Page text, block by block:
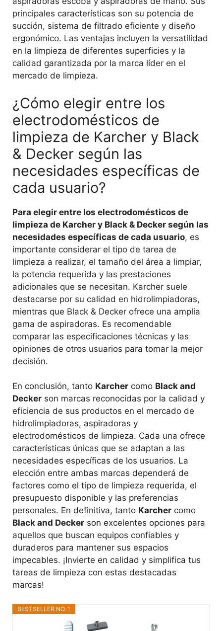
principales características son su potencia de
succión, sistema de filtrado eficiente y diseño
ergonómico. Las ventajas incluyen la versatilidad
en la limpieza de diferentes superficies y la
calidad garantizada por la marca líder en el
mercado de limpieza.
¿Cómo elegir entre los
electrodomésticos de
limpieza de Karcher y Black
& Decker según las
necesidades específicas de
cada usuario?
Para elegir entre los electrodomésticos de
limpieza de Karcher y Black & Decker según las
necesidades específicas de cada usuario, es
importante considerar el tipo de tarea de
limpieza a realizar, el tamaño del área a limpiar,
la potencia requerida y las prestaciones
adicionales que se necesitan. Karcher suele
destacarse por su calidad en hidrolimpiadoras,
mientras que Black & Decker ofrece una amplia
gama de aspiradoras. Es recomendable
comparar las especificaciones técnicas y las
opiniones de otros usuarios para tomar la mejor
decisión.
En conclusión, tanto Karcher como Black and
Decker son marcas reconocidas por la calidad y
eficiencia de sus productos en el mercado de
hidrolimpiadoras, aspiradoras y
electrodomésticos de limpieza. Cada una ofrece
características únicas que se adaptan a las
necesidades específicas de los usuarios. La
elección entre ambas marcas dependerá de
factores como el tipo de limpieza requerida, el
presupuesto disponible y las preferencias
personales. En definitiva, tanto Karcher como
Black and Decker son excelentes opciones para
aquellos que buscan equipos confiables y
duraderos para mantener sus espacios
impecables. ¡Invierte en calidad y simplifica tus
tareas de limpieza con estas destacadas
marcas!
BESTSELLER NO. 1